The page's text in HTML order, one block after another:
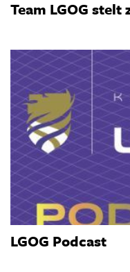
Team LGOG stelt
LGOG Podcast